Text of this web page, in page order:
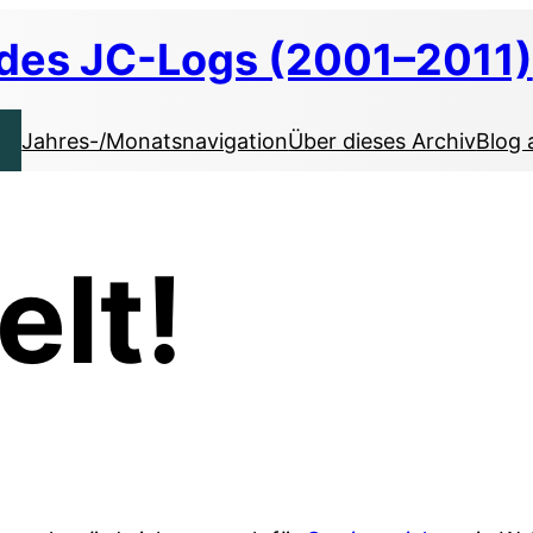
JC-Logs (2001–2011)
Jahres-/MonatsnavigationÜber dieses ArchivBlog